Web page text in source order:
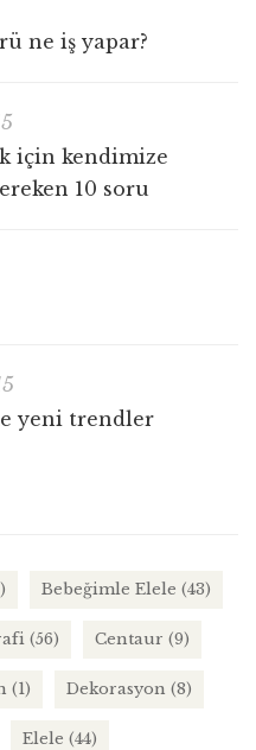
ne iş yapar?
için kendimize
10 soru
yeni trendler
Bebeğimle Elele (43)
(56) Centaur (9)
(1) Dekorasyon (8)
Elele (44)